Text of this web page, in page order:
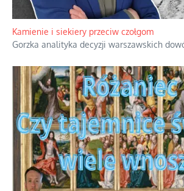
Familijny spór o biskupie sakry
Rodzinna polemika wokół sakr w Écône.